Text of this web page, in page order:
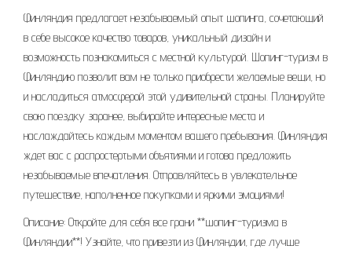
Финляндия предлагает незабываемый опыт шопинга, сочетающий
в себе высокое качество товаров, уникальный дизайн и
возможность познакомиться с местной культурой. Шопинг-туризм в
Финляндию позволит вам не только приобрести желаемые вещи, но
и насладиться атмосферой этой удивительной страны. Планируйте
свою поездку заранее, выбирайте интересные места и
наслаждайтесь каждым моментом вашего пребывания. Финляндия
ждет вас с распростертыми объятиями и готова предложить
незабываемые впечатления. Отправляйтесь в увлекательное
путешествие, наполненное покупками и яркими эмоциями!
Описание: Откройте для себя все грани **шопинг-туризма в
Финляндии**! Узнайте, что привезти из Финляндии, где лучше